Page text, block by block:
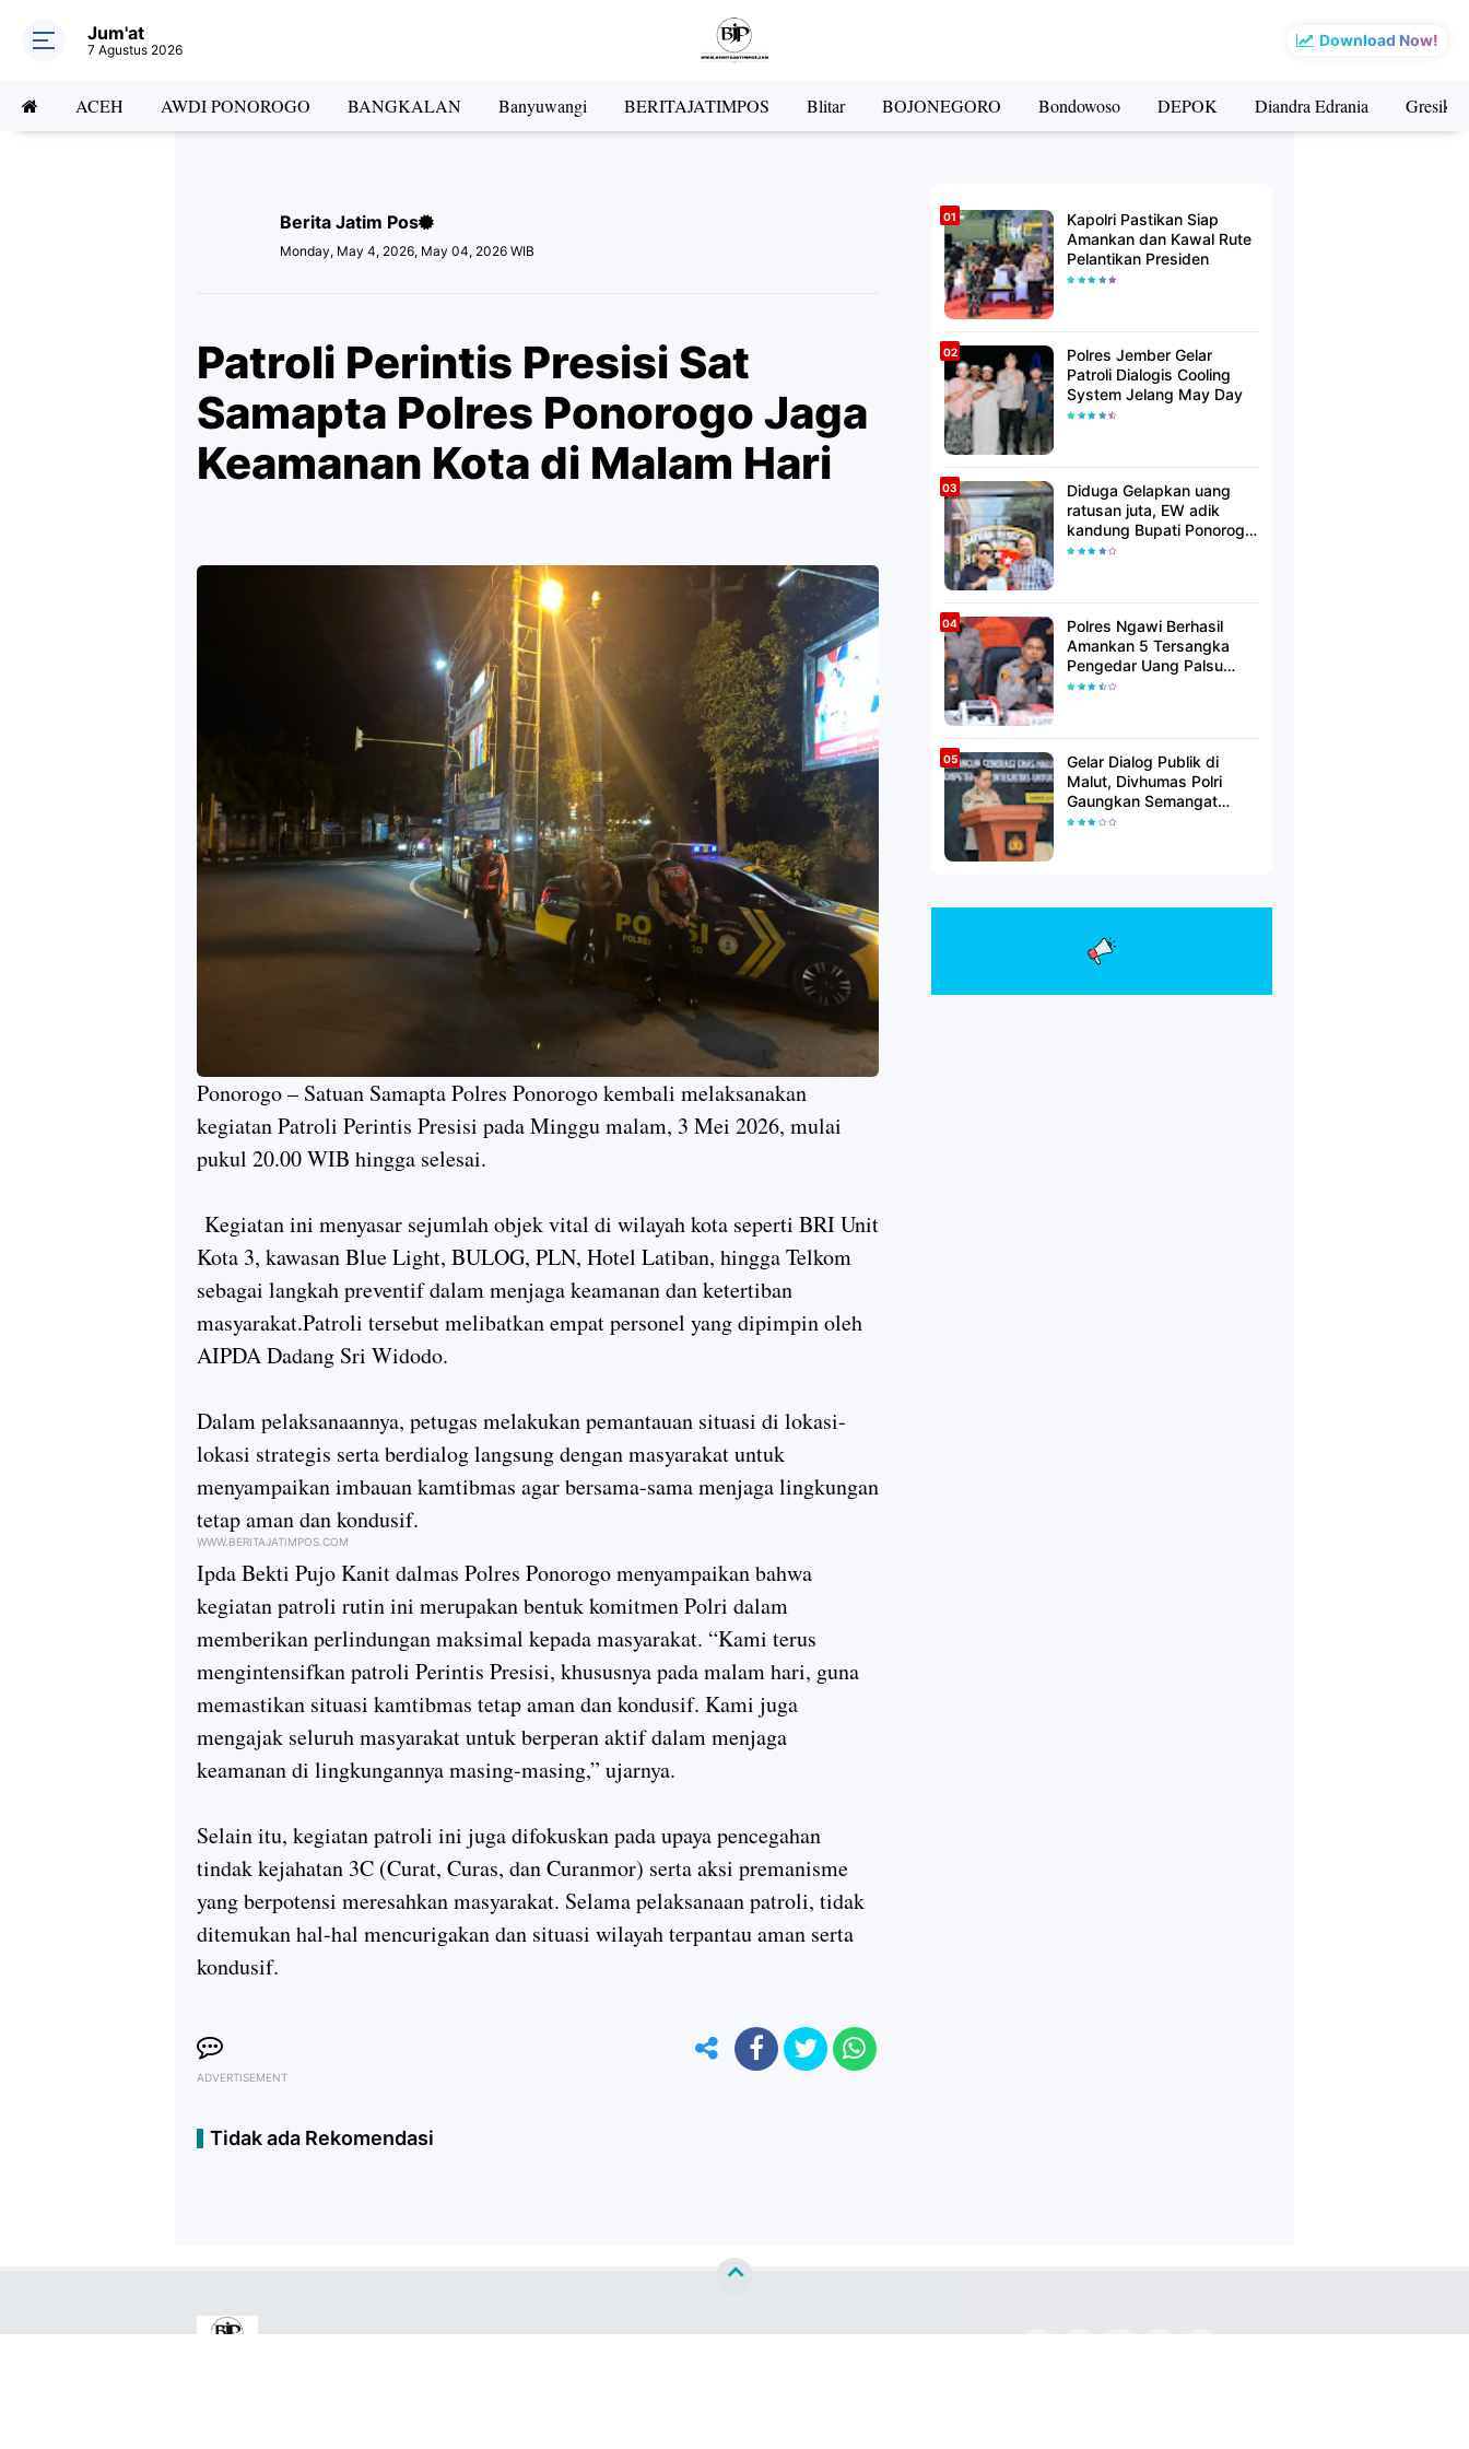
Download Now!
Jum'at
7 Agustus 2026
ACEH AWDI PONOROGO BANGKALAN Banyuwangi BERITAJATIMPOS Blitar BOJONEGORO Bondowoso DEPOK Diandra Edrania Gresik
Berita Jatim Pos
Monday, May 4, 2026, May 04, 2026 WIB
Patroli Perintis Presisi Sat
Samapta Polres Ponorogo Jaga
Keamanan Kota di Malam Hari
Ponorogo – Satuan Samapta Polres Ponorogo kembali melaksanakan
kegiatan Patroli Perintis Presisi pada Minggu malam, 3 Mei 2026, mulai
pukul 20.00 WIB hingga selesai.
Kegiatan ini menyasar sejumlah objek vital di wilayah kota seperti BRI Unit
Kota 3, kawasan Blue Light, BULOG, PLN, Hotel Latiban, hingga Telkom
sebagai langkah preventif dalam menjaga keamanan dan ketertiban
masyarakat.Patroli tersebut melibatkan empat personel yang dipimpin oleh
AIPDA Dadang Sri Widodo.
Dalam pelaksanaannya, petugas melakukan pemantauan situasi di lokasi-
lokasi strategis serta berdialog langsung dengan masyarakat untuk
menyampaikan imbauan kamtibmas agar bersama-sama menjaga lingkungan
tetap aman dan kondusif.
WWW.BERITAJATIMPOS.COM
Ipda Bekti Pujo Kanit dalmas Polres Ponorogo menyampaikan bahwa
kegiatan patroli rutin ini merupakan bentuk komitmen Polri dalam
memberikan perlindungan maksimal kepada masyarakat. “Kami terus
mengintensifkan patroli Perintis Presisi, khususnya pada malam hari, guna
memastikan situasi kamtibmas tetap aman dan kondusif. Kami juga
mengajak seluruh masyarakat untuk berperan aktif dalam menjaga
keamanan di lingkungannya masing-masing,” ujarnya.
Selain itu, kegiatan patroli ini juga difokuskan pada upaya pencegahan
tindak kejahatan 3C (Curat, Curas, dan Curanmor) serta aksi premanisme
yang berpotensi meresahkan masyarakat. Selama pelaksanaan patroli, tidak
ditemukan hal-hal mencurigakan dan situasi wilayah terpantau aman serta
kondusif.
ADVERTISEMENT
Tidak ada Rekomendasi
Kapolri Pastikan Siap
Amankan dan Kawal Rute
Pelantikan Presiden
Polres Jember Gelar
Patroli Dialogis Cooling
System Jelang May Day
Diduga Gelapkan uang
ratusan juta, EW adik
kandung Bupati Ponorogo
dilaporkan Polisi
Polres Ngawi Berhasil
Amankan 5 Tersangka
Pengedar Uang Palsu
Lintas Provinsi
Gelar Dialog Publik di
Malut, Divhumas Polri
Gaungkan Semangat
Generasi Berkarakter dan